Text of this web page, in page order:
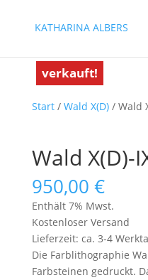
KATHARINA ALBERS
Start/ Wald X(D)/ Wald
Wald X(D)-
950,00 €
Enthält 7% Mwst.
Kostenloser Versand
Lieferzeit: ca. 3-4
Die Farblithographie
Farbsteinen gedruckt.
verkauft!